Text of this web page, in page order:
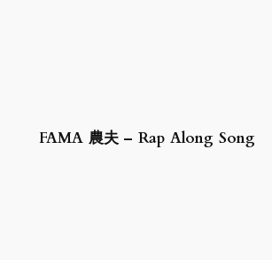
FAMA 農夫 – Rap Along Song